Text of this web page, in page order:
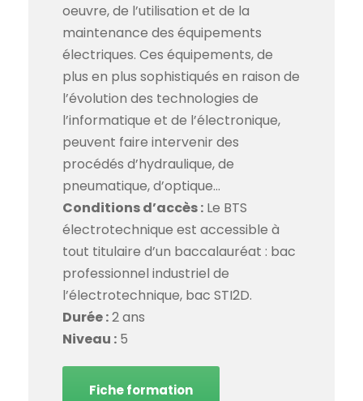
oeuvre, de l’utilisation et de la
maintenance des équipements
électriques. Ces équipements, de
plus en plus sophistiqués en raison de
l’évolution des technologies de
l’informatique et de l’électronique,
peuvent faire intervenir des
procédés d’hydraulique, de
pneumatique, d’optique…
Conditions d’accès : Le BTS
électrotechnique est accessible à
tout titulaire d’un baccalauréat : bac
professionnel industriel de
l’électrotechnique, bac STI2D.
Durée :2 ans
Niveau : 5
Fiche formation